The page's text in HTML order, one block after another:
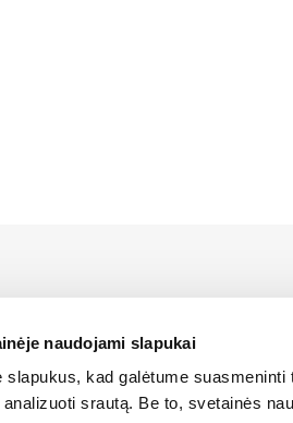
naudojami slapukai
slapukus, kad galėtume
srautą. Be to, svetainės
risinājumu izplatīšanu Latvijas
SĪKDATŅU IZMANTOŠANA SĪKDATŅU
LIETOŠANAS